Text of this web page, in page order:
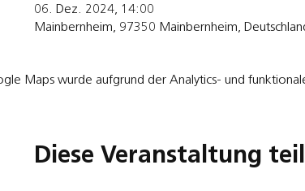
06. Dez. 2024, 14:00
Mainbernheim, 97350 Mainbernheim,
Maps wurde aufgrund der Analytics- und
Diese Veranstaltung